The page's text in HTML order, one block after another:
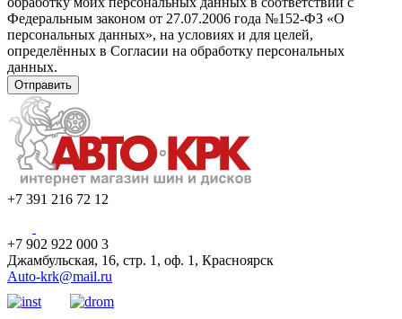
Федеральным законом от 27.07.2006 года №152‑ФЗ «О
персональных данных», на условиях и для целей,
определённых в Согласии на обработку персональных
данных.
+7 391 216 72 12
+7 902 922 000 3
Джамбульская, 16, стр. 1, оф. 1, Красноярск
Auto-krk@mail.ru